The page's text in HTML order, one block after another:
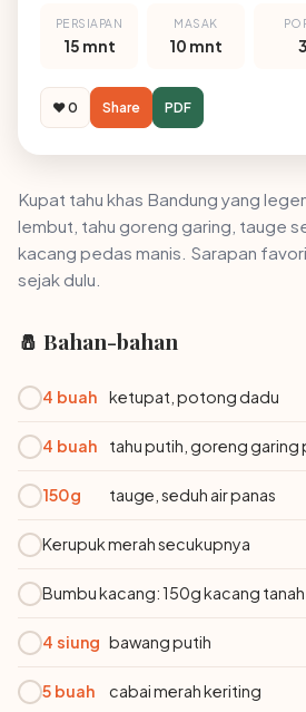
PERSIAPAN
15 mnt
MASAK
10 mnt 3
❤️ 0 Share PDF
Kupat tahu khas Bandung yang
lembut, tahu goreng garing, tauge
kacang pedas manis. Sarapan
sejak dulu.
🧂 Bahan-bahan
4 buah ketupat, potong dadu
4 buah tahu putih, goreng
150g tauge, seduh air panas
Kerupuk merah secukupnya
Bumbu kacang: 150g kacang
4 siung bawang putih
5 buah cabai merah keriting